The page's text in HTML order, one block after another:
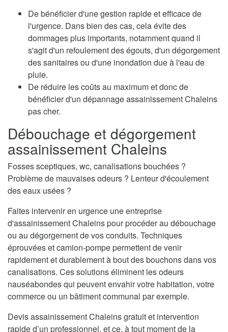
De bénéficier d'une gestion rapide et efficace de
l'urgence. Dans bien des cas, cela évite des
dommages plus importants, notamment quand il
s'agit d'un refoulement des égouts, d'un dégorgement
des sanitaires ou d'une inondation due à l'eau de
pluie.
De réduire les coûts au maximum et donc de
bénéficier d'un dépannage assainissement Chaleins
pas cher.
Débouchage et dégorgement
assainissement Chaleins
Fosses sceptiques, wc, canalisations bouchées ?
Problème de mauvaises odeurs ? Lenteur d'écoulement
des eaux usées ?
Faites intervenir en urgence une entreprise
d'assainissement Chaleins pour procéder au débouchage
ou au dégorgement de vos conduits. Techniques
éprouvées et camion-pompe permettent de venir
rapidement et durablement à bout des bouchons dans vos
canalisations. Ces solutions éliminent les odeurs
nauséabondes qui peuvent envahir votre habitation, votre
commerce ou un bâtiment communal par exemple.
Devis assainissement Chaleins gratuit et intervention
rapide d’un professionnel, et ce, à tout moment de la